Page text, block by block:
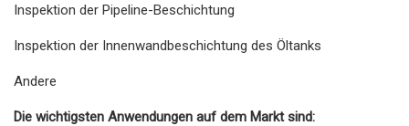
Inspektion der Pipeline-Beschichtung
Inspektion der Innenwandbeschichtung des Öltanks
Andere
Die wichtigsten Anwendungen auf dem Markt sind: